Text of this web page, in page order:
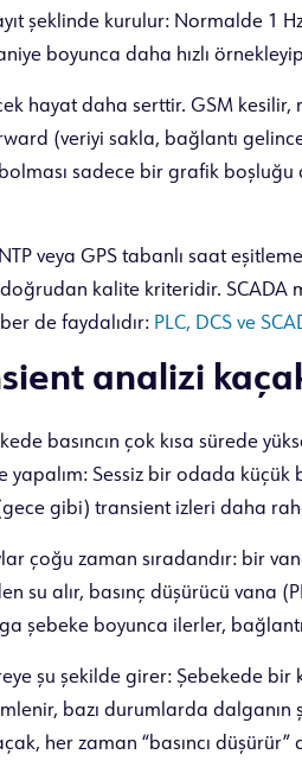
şeklinde kurulur: Normalde 1
boyunca daha hızlı
hayat daha serttir. GSM
(veriyi sakla, bağlantı
sadece bir grafik boşluğu
veya GPS tabanlı saat
kalite kriteridir. SCADA
de faydalıdır: PLC, DCS ve
analizi
basıncın çok kısa sürede
yapalım: Sessiz bir odada küçük
gibi) transient izleri daha
çoğu zaman sıradandır: bir
su alır, basınç düşürücü vana
şebeke boyunca ilerler,
şu şekilde girer: Şebekede bir
bazı durumlarda
her zaman “basıncı